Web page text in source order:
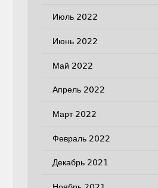
Июль 2022
Июнь 2022
Май 2022
Апрель 2022
Март 2022
Февраль 2022
Декабрь 2021